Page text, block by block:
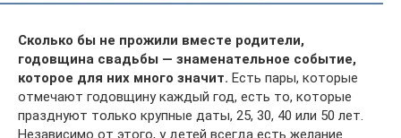
Сколько бы не прожили вместе родители,
годовщина свадьбы — знаменательное событие,
которое для них много значит. Есть пары, которые
отмечают годовщину каждый год, есть то, которые
празднуют только крупные даты, 25, 30, 40 или 50 лет.
Независимо от этого, у детей всегда есть желание